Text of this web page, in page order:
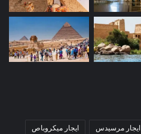
ايجار مرسيدس ايجار ميكروباص